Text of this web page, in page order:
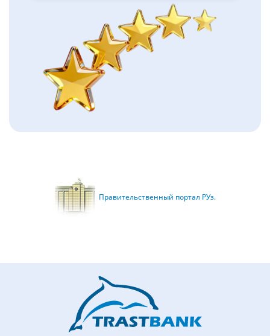
Правительственный портал РУз.